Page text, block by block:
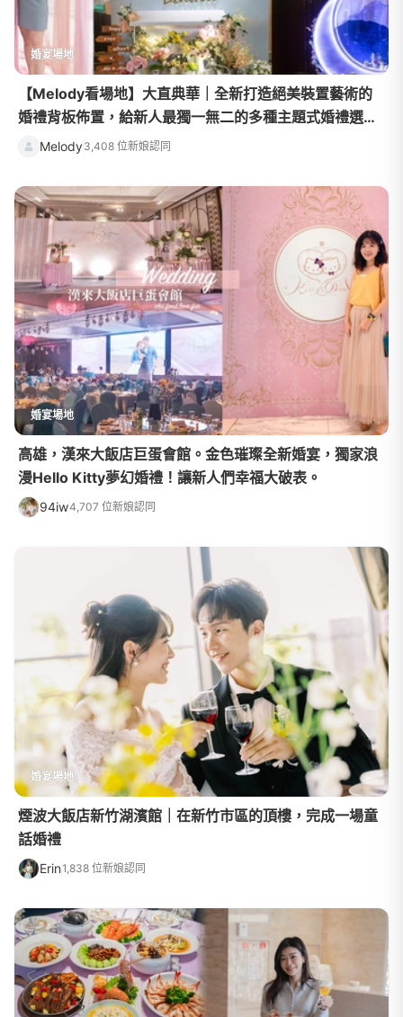
婚宴場地
【Melody看場地】大直典華｜全新打造絕美裝置藝術的
婚禮背板佈置，給新人最獨一無二的多種主題式婚禮選
擇！Melody3,408 位新娘認同
婚宴場地
高雄，漢來大飯店巨蛋會館。金色璀璨全新婚宴，獨家浪
漫Hello Kitty夢幻婚禮！讓新人們幸福大破表。
94iw4,707 位新娘認同
婚宴場地
煙波大飯店新竹湖濱館｜在新竹市區的頂樓，完成一場童
話婚禮
Erin1,838 位新娘認同